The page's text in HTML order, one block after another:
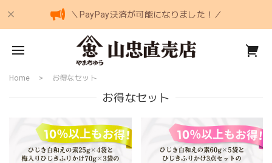
＼PayPay決済が可能になりました！／
Home お得なセット
お得なセット